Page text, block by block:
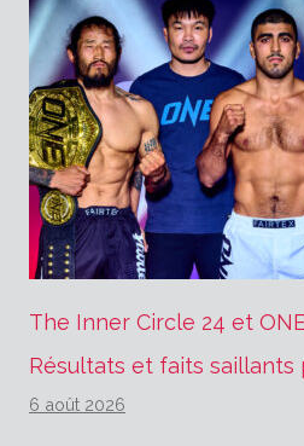
The Inner Circle 24 et
Résultats et faits saillants
6 août 2026